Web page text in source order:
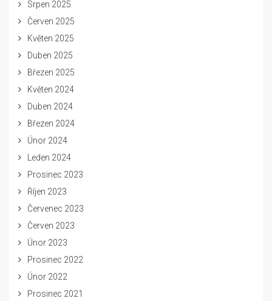
Srpen 2025
Červen 2025
Květen 2025
Duben 2025
Březen 2025
Květen 2024
Duben 2024
Březen 2024
Únor 2024
Leden 2024
Prosinec 2023
Říjen 2023
Červenec 2023
Červen 2023
Únor 2023
Prosinec 2022
Únor 2022
Prosinec 2021